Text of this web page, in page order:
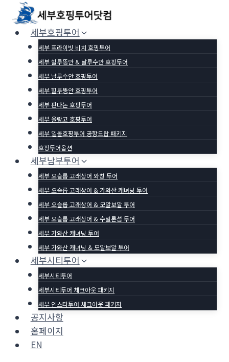
content세부호핑투어
세부 프라이빗 비치 호핑투어
세부 힐루뚱안 & 날루수안 호핑투어
세부 날루수안 호핑투어
세부 힐루뚱안 호핑투어
세부 판다논 호핑투어
세부 올랑고 호핑투어
세부 일몰호핑투어 공항드랍 패키지
호핑투어옵션
세부남부투어
세부 오슬롭 고래상어 와칭 투어
세부 오슬롭 고래상어 & 가와산 캐녀닝 투어
세부 오슬롭 고래상어 & 모알보알 투어
세부 오슬롭 고래상어 & 수밀론섬 투어
세부 가와산 캐녀닝 투어
세부 가와산 캐녀닝 & 모알보알 투어
세부시티투어
세부시티투어
세부시티투어 체크아웃 패키지
세부 인스타투어 체크아웃 패키지
공지사항
홈페이지
EN